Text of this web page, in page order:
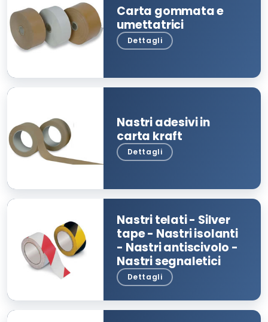
Carta gommata e
umettatrici
Nastri adesivi in
carta kraft
Nastri telati - Silver
tape - Nastri isolanti
- Nastri antiscivolo -
Nastri segnaletici